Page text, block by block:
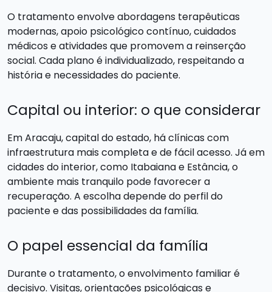
O tratamento envolve abordagens terapêuticas
modernas, apoio psicológico contínuo, cuidados
médicos e atividades que promovem a reinserção
social. Cada plano é individualizado, respeitando a
história e necessidades do paciente.
Capital ou interior: o que considerar
Em Aracaju, capital do estado, há clínicas com
infraestrutura mais completa e de fácil acesso. Já em
cidades do interior, como Itabaiana e Estância, o
ambiente mais tranquilo pode favorecer a
recuperação. A escolha depende do perfil do
paciente e das possibilidades da família.
O papel essencial da família
Durante o tratamento, o envolvimento familiar é
decisivo. Visitas, orientações psicológicas e